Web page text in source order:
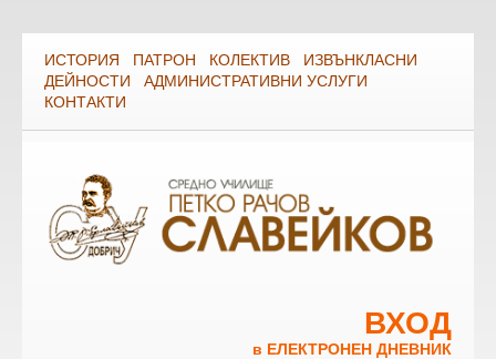
ИСТОРИЯ ПАТРОН КОЛЕКТИВ
ИЗВЪНКЛАСНИ
ДЕЙНОСТИ
АДМИНИСТРАТИВНИ УСЛУГИ
КОНТАКТИ
ВХОД
в ЕЛЕКТРОНЕН ДНЕВНИК